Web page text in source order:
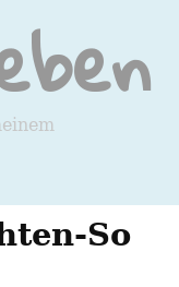
So